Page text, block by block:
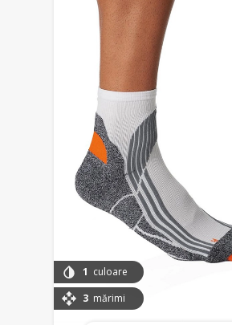
3mărimi
1 culoare